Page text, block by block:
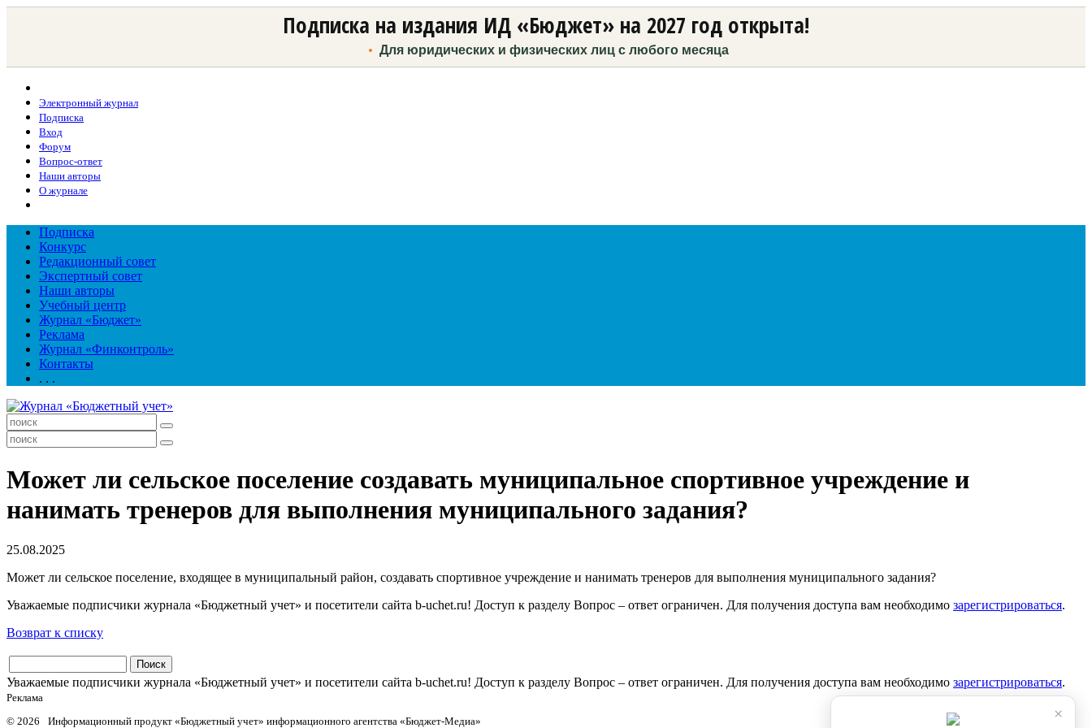
Подписка на издания ИД «Бюджет» на 2027 год открыта!
Для юридических и физических лиц с любого месяца
Электронный журнал
Подписка
Вход
Форум
Вопрос-ответ
Наши авторы
О журнале
Подписка
Конкурс
Редакционный совет
Экспертный совет
Наши авторы
Учебный центр
Журнал «Бюджет»
Реклама
Журнал «Финконтроль»
Контакты
. . .
Может ли сельское поселение создавать муниципальное спортивное учреждение и
нанимать тренеров для выполнения муниципального задания?
25.08.2025
Может ли сельское поселение, входящее в муниципальный район, создавать спортивное учреждение и нанимать тренеров для выполнения муниципального задания?
Уважаемые подписчики журнала «Бюджетный учет» и посетители сайта b-uchet.ru! Доступ к разделу Вопрос – ответ ограничен. Для получения доступа вам необходимо зарегистрироваться.
Возврат к списку
Уважаемые подписчики журнала «Бюджетный учет» и посетители сайта b-uchet.ru! Доступ к разделу Вопрос – ответ ограничен. Для получения доступа вам необходимо зарегистрироваться.
Реклама
© 2026 Информационный продукт «Бюджетный учет» информационного агентства «Бюджет-Медиа»
×